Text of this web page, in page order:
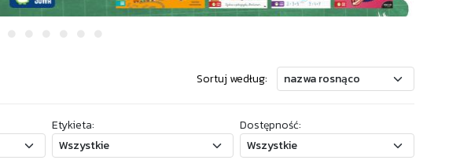
Sortuj według:
Etykieta: Dostępność: